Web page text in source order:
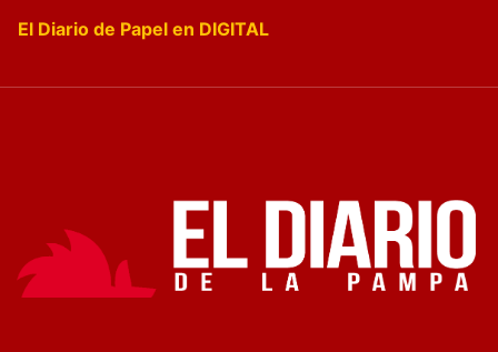
El Diario de Papel en DIGITAL